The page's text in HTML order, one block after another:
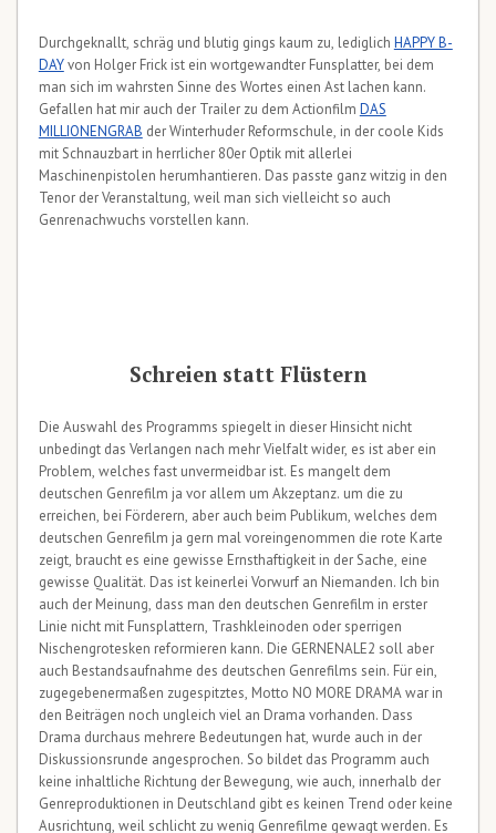
Durchgeknallt, schräg und blutig gings kaum zu, lediglich HAPPY B-
DAYvon Holger Frick ist ein wortgewandter Funsplatter, bei dem
man sich im wahrsten Sinne des Wortes einen Ast lachen kann.
Gefallen hat mir auch der Trailer zu dem Actionfilm DAS
MILLIONENGRAB der Winterhuder Reformschule, in der coole Kids
mit Schnauzbart in herrlicher 80er Optik mit allerlei
Maschinenpistolen herumhantieren. Das passte ganz witzig in den
Tenor der Veranstaltung, weil man sich vielleicht so auch
Genrenachwuchs vorstellen kann.
Schreien statt Flüstern
Die Auswahl des Programms spiegelt in dieser Hinsicht nicht
unbedingt das Verlangen nach mehr Vielfalt wider, es ist aber ein
Problem, welches fast unvermeidbar ist. Es mangelt dem
deutschen Genrefilm ja vor allem um Akzeptanz. um die zu
erreichen, bei Förderern, aber auch beim Publikum, welches dem
deutschen Genrefilm ja gern mal voreingenommen die rote Karte
zeigt, braucht es eine gewisse Ernsthaftigkeit in der Sache, eine
gewisse Qualität. Das ist keinerlei Vorwurf an Niemanden. Ich bin
auch der Meinung, dass man den deutschen Genrefilm in erster
Linie nicht mit Funsplattern, Trashkleinoden oder sperrigen
Nischengrotesken reformieren kann. Die GERNENALE2 soll aber
auch Bestandsaufnahme des deutschen Genrefilms sein. Für ein,
zugegebenermaßen zugespitztes, Motto NO MORE DRAMA war in
den Beiträgen noch ungleich viel an Drama vorhanden. Dass
Drama durchaus mehrere Bedeutungen hat, wurde auch in der
Diskussionsrunde angesprochen. So bildet das Programm auch
keine inhaltliche Richtung der Bewegung, wie auch, innerhalb der
Genreproduktionen in Deutschland gibt es keinen Trend oder keine
Ausrichtung, weil schlicht zu wenig Genrefilme gewagt werden. Es